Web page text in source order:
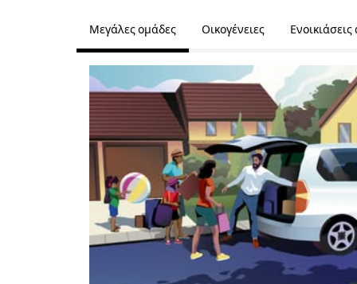
Μεγάλες ομάδες Οικογένειες